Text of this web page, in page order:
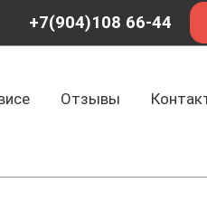
+7(904)108 66-44
Отзывы